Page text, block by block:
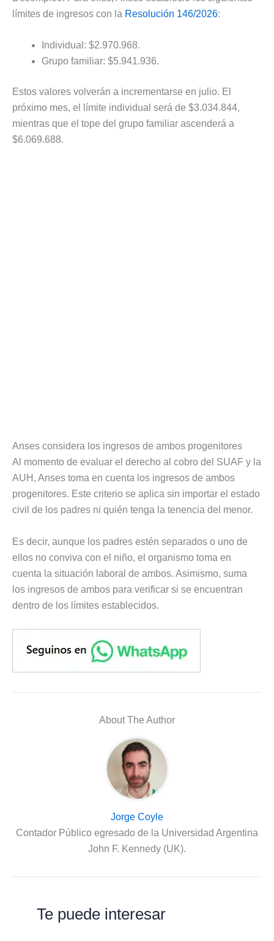
límites de ingresos con la Resolución 146/2026:
Individual: $2.970.968.
Grupo familiar: $5.941.936.
Estos valores volverán a incrementarse en julio. El
próximo mes, el límite individual será de $3.034.844,
mientras que el tope del grupo familiar ascenderá a
$6.069.688.
Anses considera los ingresos de ambos progenitores
Al momento de evaluar el derecho al cobro del SUAF y la
AUH, Anses toma en cuenta los ingresos de ambos
progenitores. Este criterio se aplica sin importar el estado
civil de los padres ni quién tenga la tenencia del menor.
Es decir, aunque los padres estén separados o uno de
ellos no conviva con el niño, el organismo toma en
cuenta la situación laboral de ambos. Asimismo, suma
los ingresos de ambos para verificar si se encuentran
dentro de los límites establecidos.
About The Author
Jorge Coyle
Contador Público egresado de la Universidad Argentina
John F. Kennedy (UK).
Te puede interesar